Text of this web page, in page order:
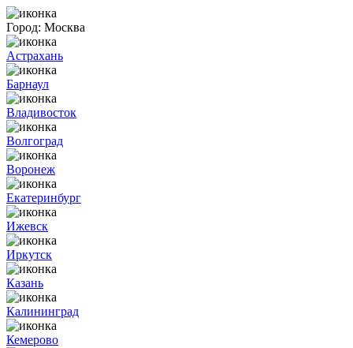
Город: Москва
Астрахань
Барнаул
Владивосток
Волгоград
Воронеж
Екатеринбург
Ижевск
Иркутск
Казань
Калининград
Кемерово